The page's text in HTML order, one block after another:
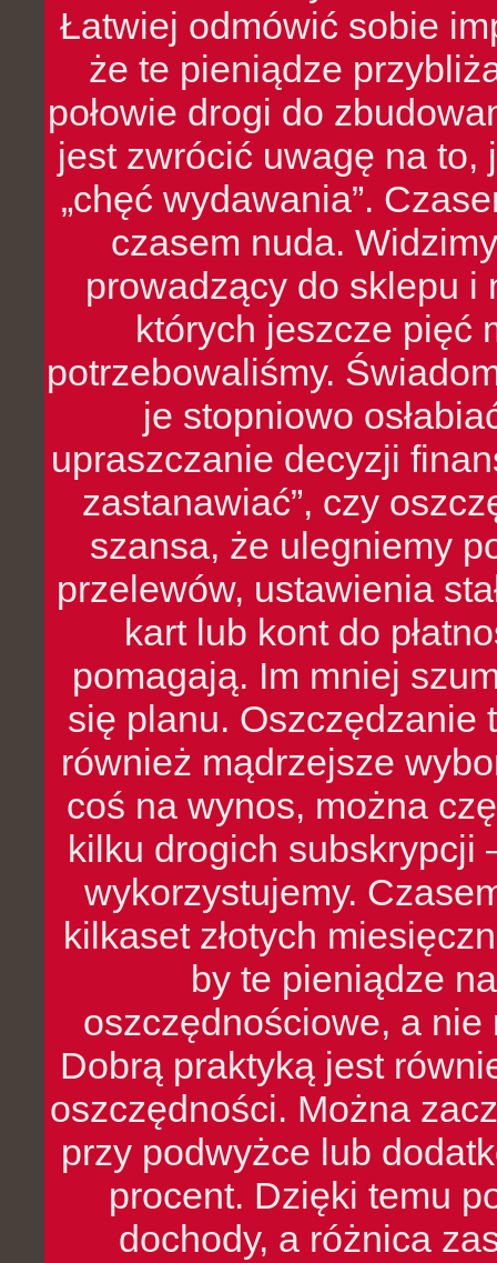
Łatwiej odmówić sobie
że te pieniądze
połowie drogi do
jest zwrócić uwagę na to,
„chęć wydawania”.
czasem nuda.
prowadzący do sklepu i
których jeszcze pięć
potrzebowaliśmy.
je stopniowo
upraszczanie decyzji
zastanawiać”, czy
szansa, że ulegniemy
przelewów, ustawienia
kart lub kont do
pomagają. Im mniej
się planu. Oszczędzanie
również mądrzejsze
coś na wynos, można
kilku drogich subskrypcji
wykorzystujemy.
kilkaset złotych
by te pieniądze
oszczędnościowe, a nie
Dobrą praktyką jest
oszczędności. Można
przy podwyżce lub
procent. Dzięki temu
dochody, a różnica